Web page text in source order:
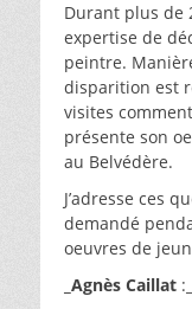
Durant plus de
expertise de
peintre.
disparition est
visites
présente son
au Belvédère.
J’adresse ces
demandé
oeuvres de
_Agnès Caillat :__